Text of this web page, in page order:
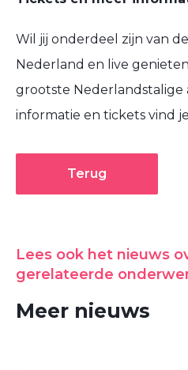
Wil jij onderdeel zijn van
Nederland en live
grootste Nederlandstalige
informatie en tickets vind je
Terug
Lees ook het nieuws
gerelateerde
Meer nieuws